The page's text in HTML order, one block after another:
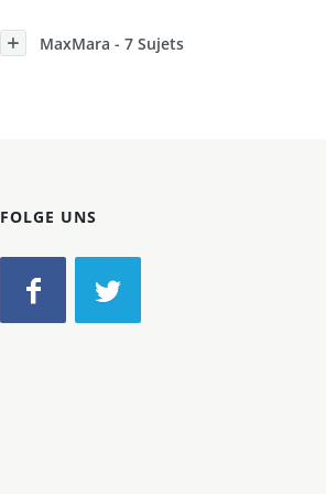
MaxMara - 7 Sujets
FOLGE UNS